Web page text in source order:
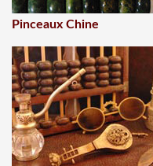
Pinceaux Chine